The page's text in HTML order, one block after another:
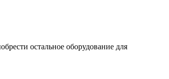
остальное оборудование для